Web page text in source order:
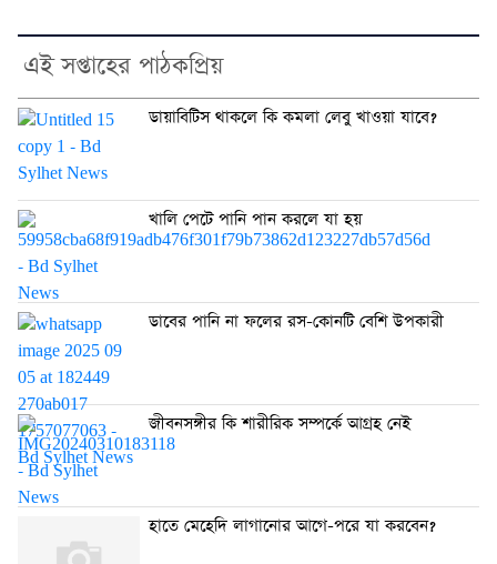
এই সপ্তাহের পাঠকপ্রিয়
ডায়াবিটিস থাকলে কি কমলা লেবু খাওয়া যাবে?
খালি পেটে পানি পান করলে যা হয়
ডাবের পানি না ফলের রস-কোনটি বেশি উপকারী
জীবনসঙ্গীর কি শারীরিক সম্পর্কে আগ্রহ নেই
হাতে মেহেদি লাগানোর আগে-পরে যা করবেন?